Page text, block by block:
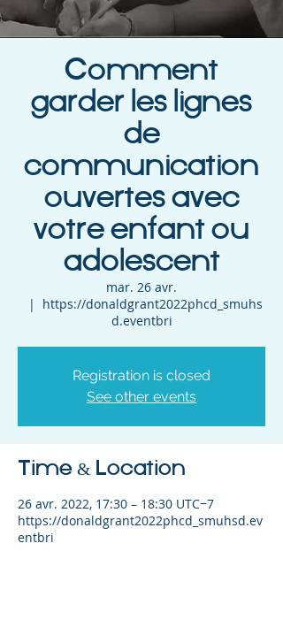
Comment
garder les lignes
de
communication
ouvertes avec
votre enfant ou
adolescent
mar. 26 avr.
  |
https://donaldgrant2022phcd_smuhs
d.eventbri
Registration is closed
See other events
Time & Location
26 avr. 2022, 17:30 – 18:30 UTC−7
https://donaldgrant2022phcd_smuhsd.ev
entbri